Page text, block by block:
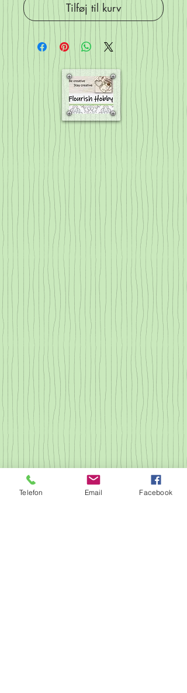
Tilføj til kurv
Telefon Email Facebook